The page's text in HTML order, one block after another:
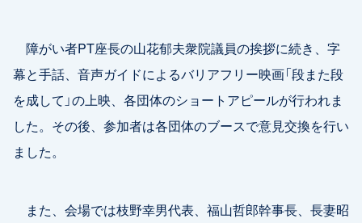
障がい者PT座長の山花郁夫衆院議員の挨拶に続き、字
幕と手話、音声ガイドによるバリアフリー映画「段また段
を成して」の上映、各団体のショートアピールが行われま
した。その後、参加者は各団体のブースで意見交換を行い
ました。
また、会場では枝野幸男代表、福山哲郎幹事長、長妻昭